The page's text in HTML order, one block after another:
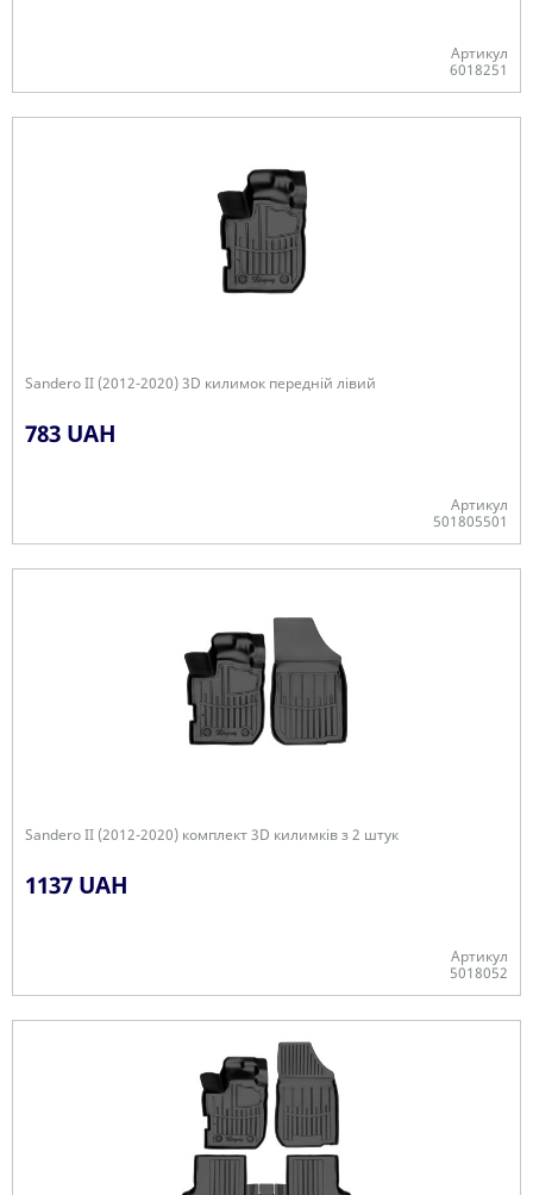
Артикул
6018251
Sandero II (2012-2020) 3D килимок передній лівий
783 UAH
Артикул
501805501
Sandero II (2012-2020) комплект 3D килимків з 2 штук
1137 UAH
Артикул
5018052